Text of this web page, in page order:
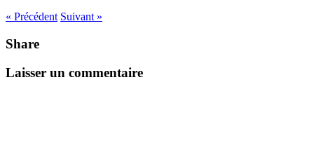
« Précédent Suivant »
Share
Laisser un commentaire